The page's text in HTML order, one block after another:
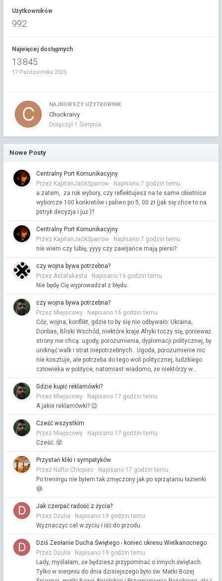
Użytkowników
992
Najwięcej dostępnych
13 845
17 Października 2025
NAJNOWSZY UŻYTKOWNIK
Chuckraivy
Dołączył 1 Sierpnia
Nowe Posty
Centralny Port Komunikacyjny
Przez KapitanJackSparrow · Napisano 7 godzin temu
a zatem, za rok wybory, czy reflektujesz na te same obietnice
wyborcze 100 konkretów i paliwo po 5, 00 zł (jak się chce to na
pstryk decyzja i już )?
Centralny Port Komunikacyjny
Przez KapitanJackSparrow · Napisano 7 godzin temu
nie wiem czy lubię, yyyy czy zawijańce mają piersi?
czy wojna bywa potrzebna?
Przez Astafakasta · Napisano 16 godzin temu
Nie będę Cię wyprowadzał z błędu.
czy wojna bywa potrzebna?
Przez Miejscowy · Napisano 16 godzin temu
Cóż, wojna, konflikt, gdzie to by się nie odbywało: Ukraina,
Donbas, Bliski Wschód, niektóre kraje Afryki toczy się, ponieważ
strony nie chcą: ugody, porozumienia, dyplomacji politycznej, by
uniknąć walk i strat niepotrzebnych. Ugoda, porozumienie nic
nie kosztuje, ale potrzeba do tego woli politycznej, ludzkiego
człowieka w polityce, natomiast wiadomo, że niektórzy w...
Gdzie kupić reklamówki?
Przez Miejscowy · Napisano 17 godzin temu
A jakie reklamówki? 😉
Cześć wszystkim
Przez Miejscowy · Napisano 17 godzin temu
Cześć. 😵
Przystań kliki i sympatyków
Przez Nafto Chłopiec · Napisano 17 godzin temu
Po treningu nie byłem tak zmęczony jak po sprzątaniu łazienki
😅
Jak czerpać radość z życia?
Przez Dżulia · Napisano 19 godzin temu
Wyznaczyć cel w życiu i iść do przodu.
Dziś Zesłanie Ducha Świętego - koniec okresu Wielkanocnego
Przez Dżulia · Napisano 19 godzin temu
Lady, myślałam, że będziesz przypominać o innych świętach.
Tylko w sierpniu do dnia dzisiejszego było św. Matki Bożej